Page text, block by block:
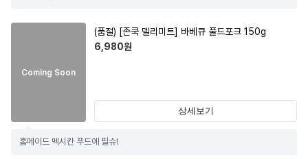
Coming Soon
(품절) [존쿡 델리미트] 바베큐 풀드포크 150g
6,980원
상세보기
홈메이드 멕시칸 푸드에 필슈!